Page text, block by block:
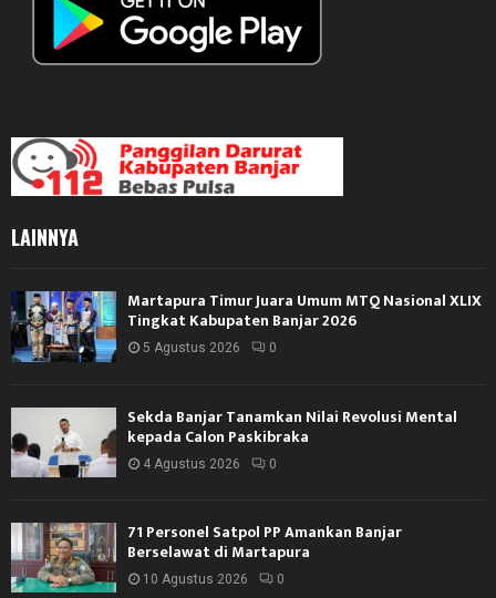
LAINNYA
Martapura Timur Juara Umum MTQ Nasional XLIX
Tingkat Kabupaten Banjar 2026
5 Agustus 2026 0
Sekda Banjar Tanamkan Nilai Revolusi Mental
kepada Calon Paskibraka
4 Agustus 2026 0
71 Personel Satpol PP Amankan Banjar
Berselawat di Martapura
10 Agustus 2026 0